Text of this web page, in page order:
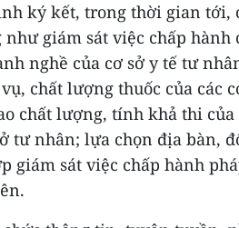
ký kết, trong thời gian tới,
giám sát việc chấp hành
nghề của cơ sở y tế tư
chất lượng thuốc của các
chất lượng, tính khả thi của
tư nhân; lựa chọn địa bàn,
giám sát việc chấp hành